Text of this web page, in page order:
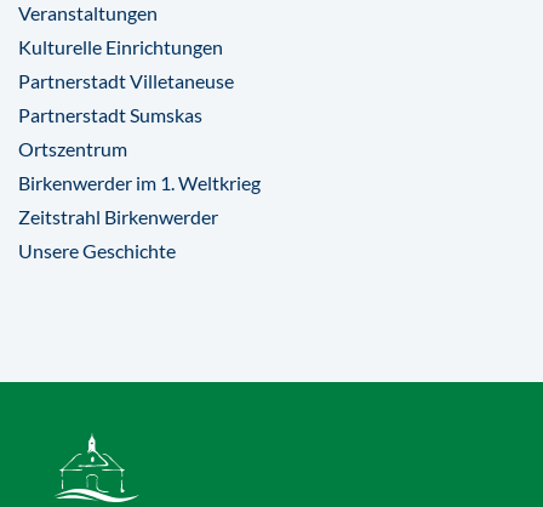
Veranstaltungen
Kulturelle Einrichtungen
Partnerstadt Villetaneuse
Partnerstadt Sumskas
Ortszentrum
Birkenwerder im 1. Weltkrieg
Zeitstrahl Birkenwerder
Unsere Geschichte